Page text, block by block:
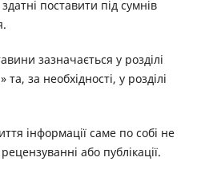
поставити під сумнів
зазначається у розділі
за необхідності, у розділі
інформації саме по собі не
або публікації.